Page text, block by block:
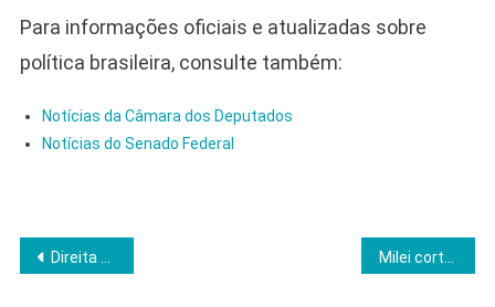
Para informações oficiais e atualizadas sobre
política brasileira, consulte também:
Notícias da Câmara dos Deputados
Notícias do Senado Federal
Navegação
Direita marcha em Brasília e pressiona Congresso por anistia aos presos de 8 de janeiro